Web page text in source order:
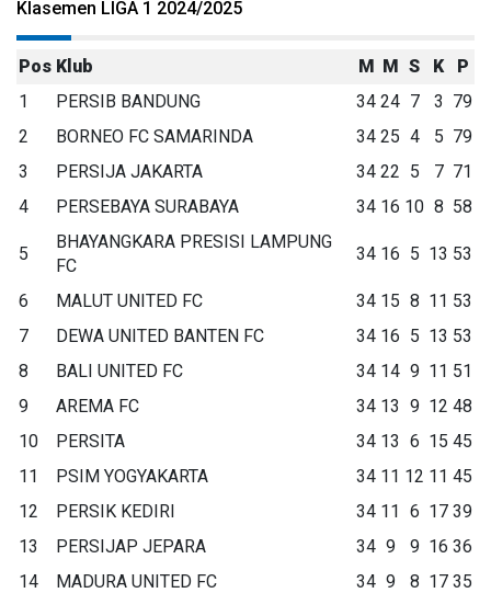
Klasemen LIGA 1 2024/2025
Pos Klub M M S K
P
1
PERSIB BANDUNG 34 24 7 3 79
2
BORNEO FC SAMARINDA 34 25 4 5 79
3
PERSIJA JAKARTA 34 22 5 7 71
4
PERSEBAYA SURABAYA 34 16 10 8 58
5
BHAYANGKARA PRESISI LAMPUNG
FC
34 16 5 13 53
6 MALUT UNITED FC 34 15 8 11 53
7
DEWA UNITED BANTEN FC 34 16 5 13 53
8
BALI UNITED FC 34 14 9 11 51
9
AREMA FC 34 13 9 12 48
10
PERSITA 34 13 6 15 45
11
PSIM YOGYAKARTA 34 11 12 11 45
12
PERSIK KEDIRI 34 11 6 17 39
13
PERSIJAP JEPARA 34 9 9 16 36
14
MADURA UNITED FC 34 9 8 17 35